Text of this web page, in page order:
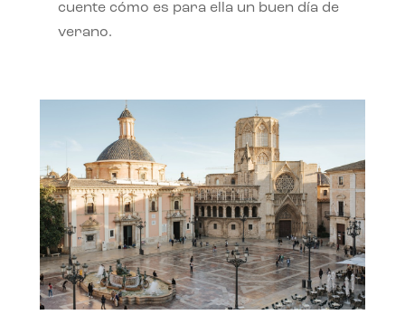
cuente cómo es para ella un buen día de
verano.